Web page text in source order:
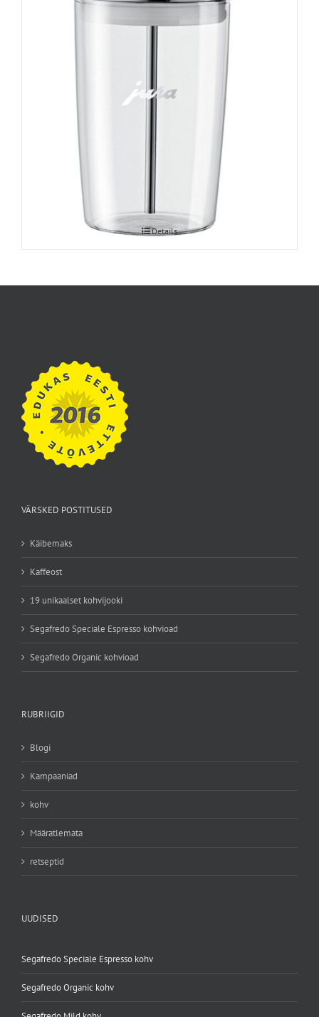
JURA klaasist piimamahuti
Details
VÄRSKED POSTITUSED
Käibemaks
Kaffeost
19 unikaalset kohvijooki
Segafredo Speciale Espresso kohvioad
Segafredo Organic kohvioad
RUBRIIGID
Blogi
Kampaaniad
kohv
Määratlemata
retseptid
UUDISED
Segafredo Speciale Espresso kohv
Segafredo Organic kohv